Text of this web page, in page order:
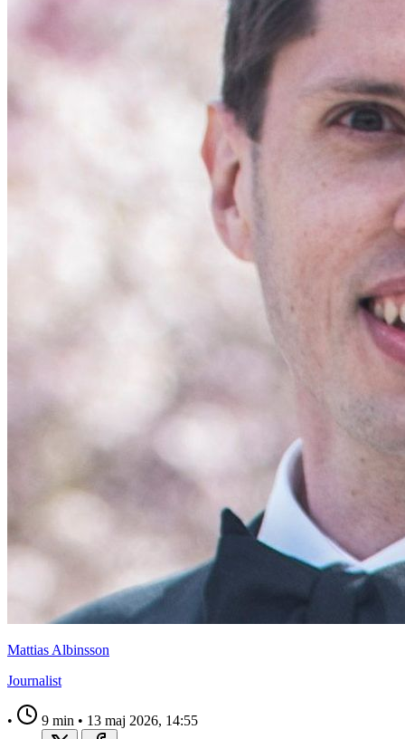
Mattias Albinsson
Journalist
• 9 min • 13 maj 2026, 14:55